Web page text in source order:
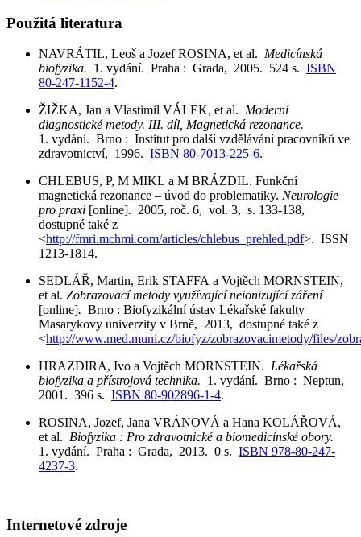
Použitá literatura
NAVRÁTIL, Leoš a Jozef ROSINA, et al. Medicínská
biofyzika. 1. vydání. Praha : Grada, 2005. 524 s. ISBN
80-247-1152-4.
ŽIŽKA, Jan a Vlastimil VÁLEK, et al. Moderní
diagnostické metody. III. díl, Magnetická rezonance.
1. vydání. Brno : Institut pro další vzdělávání pracovníků ve
zdravotnictví, 1996. ISBN 80-7013-225-6.
CHLEBUS, P, M MIKL a M BRÁZDIL. Funkční
magnetická rezonance – úvod do problematiky. Neurologie
pro praxi [online]. 2005, roč. 6, vol. 3, s. 133-138,
dostupné také z
<http://fmri.mchmi.com/articles/chlebus_prehled.pdf>. ISSN
1213-1814.
SEDLÁŘ, Martin, Erik STAFFA a Vojtěch MORNSTEIN,
et al. Zobrazovací metody využívající neionizující záření
[online]. Brno : Biofyzikální ústav Lékařské fakulty
Masarykovy univerzity v Brně, 2013, dostupné také z
<http://www.med.muni.cz/biofyz/zobrazovacimetody/files/
HRAZDIRA, Ivo a Vojtěch MORNSTEIN. Lékařská
biofyzika a přístrojová technika. 1. vydání. Brno : Neptun,
2001. 396 s. ISBN 80-902896-1-4.
ROSINA, Jozef, Jana VRÁNOVÁ a Hana KOLÁŘOVÁ,
et al. Biofyzika : Pro zdravotnické a biomedicínské obory.
1. vydání. Praha : Grada, 2013. 0 s. ISBN 978-80-247-
4237-3.
Internetové zdroje